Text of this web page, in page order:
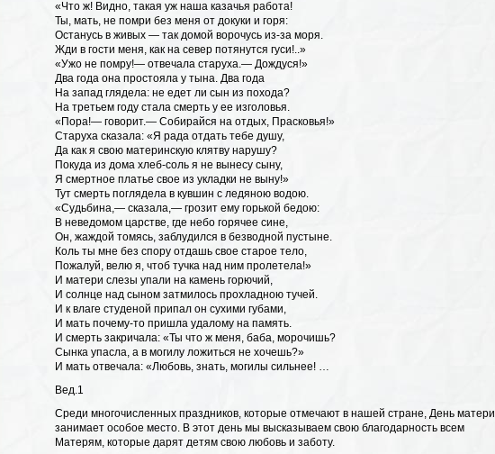
«Что ж! Видно, такая уж наша казачья работа!
Ты, мать, не помри без меня от докуки и горя:
Останусь в живых — так домой ворочусь из-за моря.
Жди в гости меня, как на север потянутся гуси!..»
«Ужо не помру!— отвечала старуха.— Дождуся!»
Два года она простояла у тына. Два года
На запад глядела: не едет ли сын из похода?
На третьем году стала смерть у ее изголовья.
«Пора!— говорит.— Собирайся на отдых, Прасковья!»
Старуха сказала: «Я рада отдать тебе душу,
Да как я свою материнскую клятву нарушу?
Покуда из дома хлеб-соль я не вынесу сыну,
Я смертное платье свое из укладки не выну!»
Тут смерть поглядела в кувшин с ледяною водою.
«Судьбина,— сказала,— грозит ему горькой бедою:
В неведомом царстве, где небо горячее сине,
Он, жаждой томясь, заблудился в безводной пустыне.
Коль ты мне без спору отдашь свое старое тело,
Пожалуй, велю я, чтоб тучка над ним пролетела!»
И матери слезы упали на камень горючий,
И солнце над сыном затмилось прохладною тучей.
И к влаге студеной припал он сухими губами,
И мать почему-то пришла удалому на память.
И смерть закричала: «Ты что ж меня, баба, морочишь?
Сынка упасла, а в могилу ложиться не хочешь?»
И мать отвечала: «Любовь, знать, могилы сильнее! …
Вед.1
Среди многочисленных праздников, которые отмечают в нашей стране, День матери
занимает особое место. В этот день мы высказываем свою благодарность всем
Матерям, которые дарят детям свою любовь и заботу.